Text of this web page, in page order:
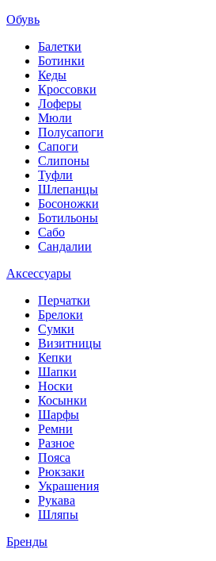
Обувь
Балетки
Ботинки
Кеды
Кроссовки
Лоферы
Мюли
Полусапоги
Сапоги
Слипоны
Туфли
Шлепанцы
Босоножки
Ботильоны
Сабо
Сандалии
Аксессуары
Перчатки
Брелоки
Сумки
Визитницы
Кепки
Шапки
Носки
Косынки
Шарфы
Ремни
Разное
Пояса
Рюкзаки
Украшения
Рукава
Шляпы
Бренды